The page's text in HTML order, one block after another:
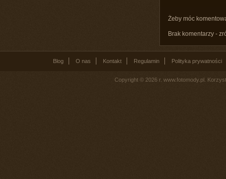
Żeby móc
Brak komentarzy -
Blog O nas Kontakt Regulamin Polityka prywatności
Copyright © 2026 r. www.fotomody.pl.